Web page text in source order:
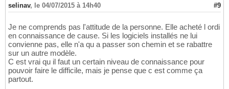
selinav, le 04/07/2015 à 14h40 #9
Je ne comprends pas l'attitude de la personne. Elle acheté l ordi
en connaissance de cause. Si les logiciels installés ne lui
convienne pas, elle n'a qu a passer son chemin et se rabattre
sur un autre modèle.
C est vrai qu il faut un certain niveau de connaissance pour
pouvoir faire le difficile, mais je pense que c est comme ça
partout.